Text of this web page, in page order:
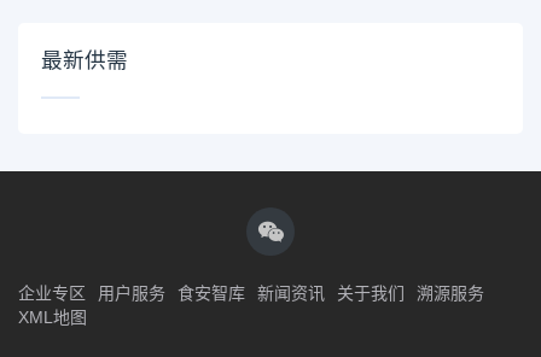
最新供需
企业专区 用户服务 食安智库 新闻资讯 关于我们
溯源服务
XML地图